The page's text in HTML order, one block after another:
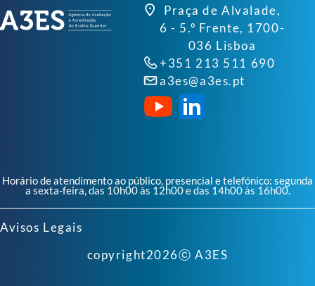
Praça de Alvalade,
6 - 5.º Frente, 1700-
036 Lisboa
+351 213 511 690
a3es@a3es.pt
Horário de atendimento ao público, presencial e telefónico: segunda
a sexta-feira, das 10h00 às 12h00 e das 14h00 às 16h00.
Avisos Legais
copyright2026ⓒ A3ES